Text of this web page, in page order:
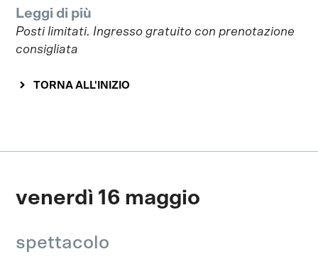
Leggi di più
Posti limitati. Ingresso gratuito con prenotazione
consigliata
TORNA ALL'INIZIO
venerdì 16 maggio
spettacolo